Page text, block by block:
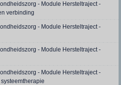
- Module Hersteltraject -
verbinding
- Module Hersteltraject -
- Module Hersteltraject -
- Module Hersteltraject -